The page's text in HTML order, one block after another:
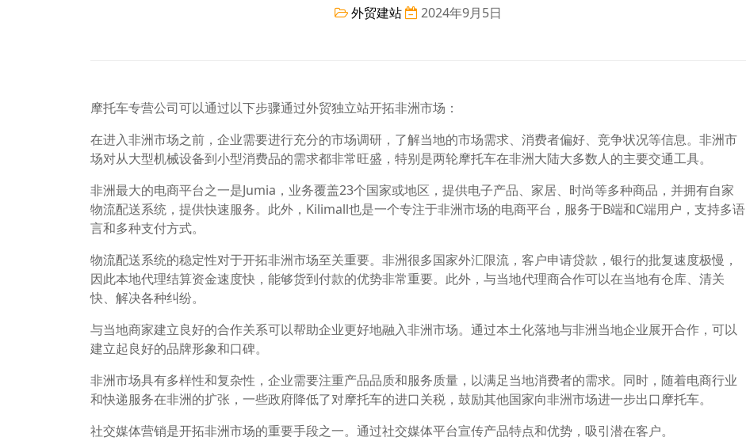
外贸建站 2024年9月5日
摩托车专营公司可以通过以下步骤通过外贸独立站开拓非洲市场：
在进入非洲市场之前，企业需要进行充分的市场调研，了解当地的市场需求、消费者偏好、竞争状况等信息。非洲市
场对从大型机械设备到小型消费品的需求都非常旺盛，特别是两轮摩托车在非洲大陆大多数人的主要交通工具。
非洲最大的电商平台之一是Jumia，业务覆盖23个国家或地区，提供电子产品、家居、时尚等多种商品，并拥有自家
物流配送系统，提供快速服务。此外，Kilimall也是一个专注于非洲市场的电商平台，服务于B端和C端用户，支持多语
言和多种支付方式。
物流配送系统的稳定性对于开拓非洲市场至关重要。非洲很多国家外汇限流，客户申请贷款，银行的批复速度极慢，
因此本地代理结算资金速度快，能够货到付款的优势非常重要。此外，与当地代理商合作可以在当地有仓库、清关
快、解决各种纠纷。
与当地商家建立良好的合作关系可以帮助企业更好地融入非洲市场。通过本土化落地与非洲当地企业展开合作，可以
建立起良好的品牌形象和口碑。
非洲市场具有多样性和复杂性，企业需要注重产品品质和服务质量，以满足当地消费者的需求。同时，随着电商行业
和快递服务在非洲的扩张，一些政府降低了对摩托车的进口关税，鼓励其他国家向非洲市场进一步出口摩托车。
社交媒体营销是开拓非洲市场的重要手段之一。通过社交媒体平台宣传产品特点和优势，吸引潜在客户。